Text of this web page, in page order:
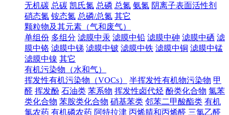
无机碳 总碳 凯氏氮 总磷 总氮 氨氮 阴离子表面活性剂
硝态氮 铵态氮 总磷/总氮 其它
颗粒物及其元素（气和废气）
单组份 多组分 滤膜中汞 滤膜中铅 滤膜中砷 滤膜中硒 滤
膜中铬 滤膜中锑 滤膜中铍 滤膜中铁 滤膜中铜 滤膜中锰
滤膜中镍 其它
有机污染物（水和气）
挥发性有机污染物（VOCs）
半挥发性有机物污染物 甲
醛 挥发酚 石油类 苯系物 挥发性卤代烃 酚类化合物 氯苯
类化合物 苯胺类化合物 硝基苯类 邻苯二甲酸酯类 有机
氯农药 有机磷农药 阿特拉津 丙烯腈和丙烯醛 三氯乙醛